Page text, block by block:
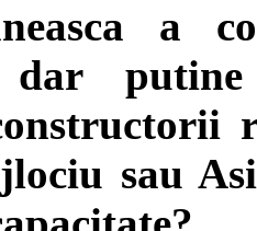
a
dar
sau